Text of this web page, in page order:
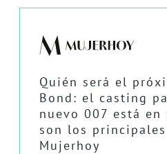
Quién será el
Bond: el casting
nuevo 007 está en
son los
Mujerhoy